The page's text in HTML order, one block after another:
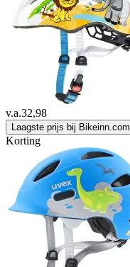
v.a.32,98
Laagste prijs bij Bikeinn.com
Korting